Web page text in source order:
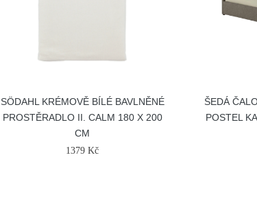
SÖDAHL KRÉMOVĚ BÍLÉ BAVLNĚNÉ
PROSTĚRADLO II. CALM 180 X 200
CM
1379 Kč
ŠEDÁ
POSTEL